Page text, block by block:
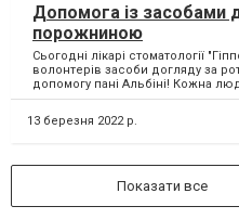
Допомога із засобами
порожниною
Сьогодні лікарі стоматології
волонтерів засоби догляду за
допомогу пані Альбіні! Кожна
13 березня 2022 р.
Показати все